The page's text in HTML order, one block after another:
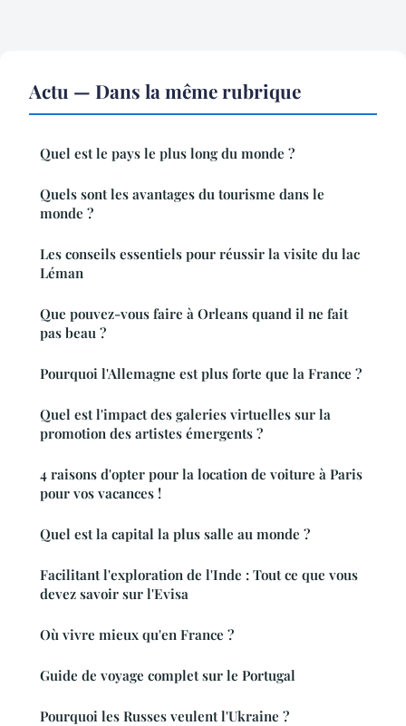
Actu — Dans la même rubrique
Quel est le pays le plus long du monde ?
Quels sont les avantages du tourisme dans le
monde ?
Les conseils essentiels pour réussir la visite du lac
Léman
Que pouvez-vous faire à Orleans quand il ne fait
pas beau ?
Pourquoi l'Allemagne est plus forte que la France ?
Quel est l'impact des galeries virtuelles sur la
promotion des artistes émergents ?
4 raisons d'opter pour la location de voiture à Paris
pour vos vacances !
Quel est la capital la plus salle au monde ?
Facilitant l'exploration de l'Inde : Tout ce que vous
devez savoir sur l'Evisa
Où vivre mieux qu'en France ?
Guide de voyage complet sur le Portugal
Pourquoi les Russes veulent l'Ukraine ?